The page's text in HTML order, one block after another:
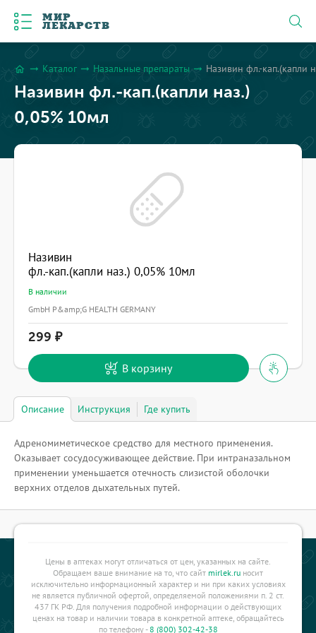
МИР
ЛЕКАРСТВ
home arrow_right_alt Каталог arrow_right_alt Назальные препараты arrow_right_alt Називин фл.-кап.(капли
Називин фл.-кап.(капли наз.)
0,05% 10мл
Називин
фл.-кап.(капли наз.) 0,05% 10мл
В наличии
GmbH P&amp;G HEALTH GERMANY
299
В корзину
Описание Инструкция Где купить
Адреномиметическое средство для местного применения.
Оказывает сосудосуживающее действие. При интраназальном
применении уменьшается отечность слизистой оболочки
верхних отделов дыхательных путей.
Цены в аптеках могут отличаться от цен, указанных на сайте.
Обращаем ваше внимание на то, что сайт mirlek.ru носит
исключительно информационный характер и ни при каких условиях
не является публичной офертой, определяемой положениями п. 2 ст.
437 ГК РФ. Для получения подробной информации о действующих
ценах на товар и наличии товара в конкретной аптеке, обращайтесь
по телефону -8 (800) 302-42-38